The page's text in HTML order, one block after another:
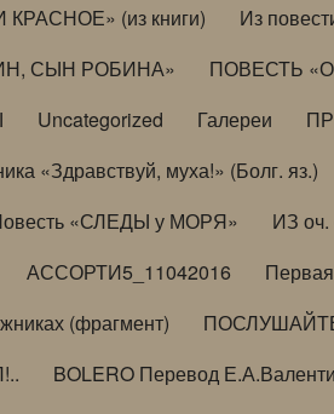
(из книги) Из
СЫН РОБИНА» ПОВЕСТЬ
Uncategorized Галереи
«Здравствуй, муха!» (Болг. яз.)
«СЛЕДЫ у МОРЯ» ИЗ оч.
АССОРТИ5_11042016
(фрагмент)
BOLERO Перевод